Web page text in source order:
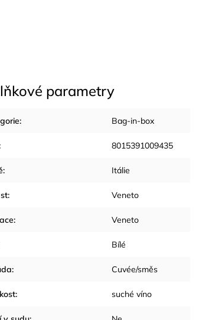
parametry
: Bag-in-box
8015391009435
: Itálie
: Veneto
: Veneto
Bílé
: Cuvée/směs
: suché víno